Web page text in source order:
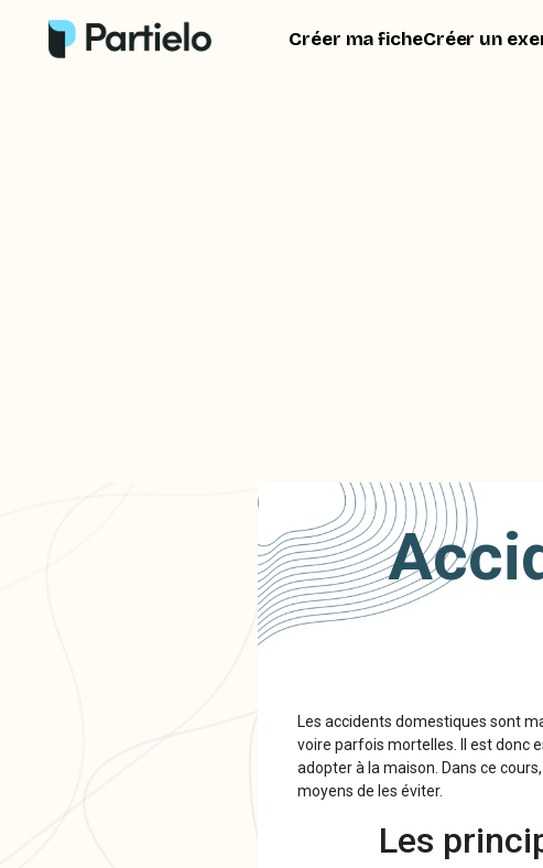
Créer ma ficheCréer un
Les accidents domestiques sont
voire parfois mortelles. Il est donc
adopter à la maison. Dans ce
moyens de les éviter.
Les